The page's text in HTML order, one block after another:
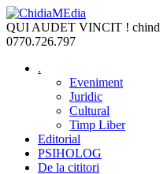
Skip
to
content
QUI AUDET VINCIT !
0770.726.797
.
Eveniment
Juridic
Cultural
Timp Liber
Editorial
PSIHOLOG
De la cititori